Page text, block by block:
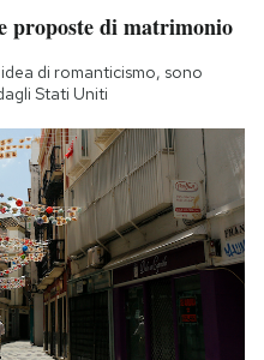
proposte di matrimonio
di romanticismo, sono
Stati Uniti